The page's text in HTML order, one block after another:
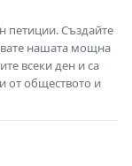
петиции. Създайте
нашата мощна
всеки ден и са
от обществото и